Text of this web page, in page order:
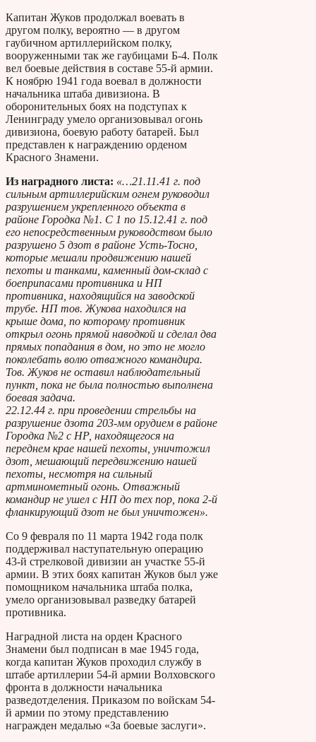
Капитан Жуков продолжал воевать в
другом полку, вероятно — в другом
гаубичном артиллерийском полку,
вооруженными так же гаубицами Б-4. Полк
вел боевые действия в составе 55-й армии.
К ноябрю 1941 года воевал в должности
начальника штаба дивизиона. В
оборонительных боях на подступах к
Ленинграду умело организовывал огонь
дивизиона, боевую работу батарей. Был
представлен к награждению орденом
Красного Знамени.
Из наградного листа: «…21.11.41 г. под
сильным артиллерийским огнем руководил
разрушением укрепленного объекта в
районе Городка №1. С 1 по 15.12.41 г. под
его непосредственным руководством было
разрушено 5 дзот в районе Усть-Тосно,
которые мешали продвижению нашей
пехоты и танками, каменный дом-склад с
боеприпасами противника и НП
противника, находящийся на заводской
трубе. НП тов. Жукова находился на
крыше дома, по которому противник
открыл огонь прямой наводкой и сделал два
прямых попадания в дом, но это не могло
поколебать волю отважного командира.
Тов. Жуков не оставил наблюдательный
пункт, пока не была полностью выполнена
боевая задача.
22.12.44 г. при проведении стрельбы на
разрушение дзота 203-мм орудием в районе
Городка №2 с НР, находящегося на
переднем крае нашей пехоты, уничтожил
дзот, мешающий передвижению нашей
пехоты, несмотря на сильный
артминометный огонь. Отважный
командир не ушел с НП до тех пор, пока 2-й
фланкирующий дзот не был уничтожен».
Со 9 февраля по 11 марта 1942 года полк
поддерживал наступательную операцию
43-й стрелковой дивизии ан участке 55-й
армии. В этих боях капитан Жуков был уже
помощником начальника штаба полка,
умело организовывал разведку батарей
противника.
Наградной листа на орден Красного
Знамени был подписан в мае 1945 года,
когда капитан Жуков проходил службу в
штабе артиллерии 54-й армии Волховского
фронта в должности начальника
разведотделения. Приказом по войскам 54-
й армии по этому представлению
награжден медалью «За боевые заслуги».